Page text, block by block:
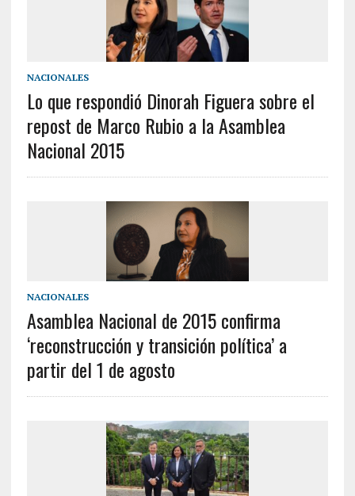
NACIONALES
Lo que respondió Dinorah Figuera sobre el
repost de Marco Rubio a la Asamblea
Nacional 2015
NACIONALES
Asamblea Nacional de 2015 confirma
‘reconstrucción y transición política’ a
partir del 1 de agosto